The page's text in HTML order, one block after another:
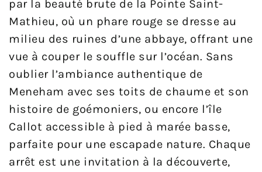
par la beauté brute de la Pointe Saint-
Mathieu, où un phare rouge se dresse au
milieu des ruines d’une abbaye, offrant une
vue à couper le souffle sur l’océan. Sans
oublier l’ambiance authentique de
Meneham avec ses toits de chaume et son
histoire de goémoniers, ou encore l’île
Callot accessible à pied à marée basse,
parfaite pour une escapade nature. Chaque
arrêt est une invitation à la découverte,